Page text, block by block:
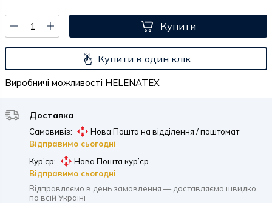
Купити
Купити в один клік
Виробничі можливості HELENATEX
Доставка
Самовивіз:
Нова Пошта на відділення / поштомат
Відправимо сьогодні
Кур'єр:
Нова Пошта кур’єр
Відправимо сьогодні
Відправляємо в день замовлення — доставляємо швидко
по всій Україні